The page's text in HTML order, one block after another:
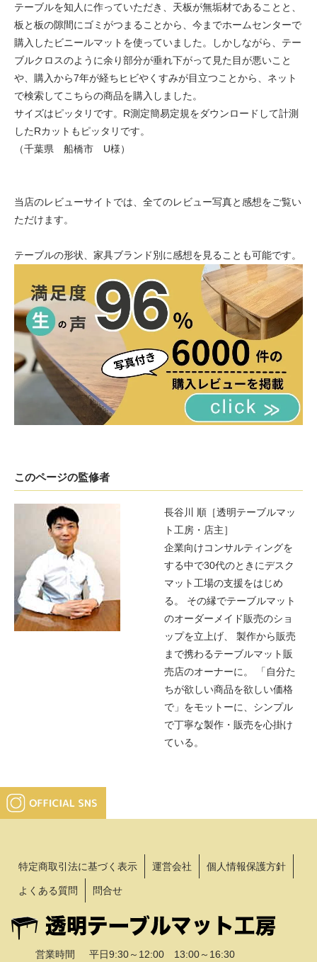
テーブルを知人に作っていただき、天板が無垢材であることと、
板と板の隙間にゴミがつまることから、今までホームセンターで
購入したビニールマットを使っていました。しかしながら、テー
ブルクロスのように余り部分が垂れ下がって見た目が悪いこと
や、購入から7年が経ちヒビやくすみが目立つことから、ネット
で検索してこちらの商品を購入しました。
サイズはピッタリです。R測定簡易定規をダウンロードして計測
したRカットもピッタリです。
（千葉県 船橋市 U様）
当店のレビューサイトでは、全てのレビュー写真と感想をご覧い
ただけます。
テーブルの形状、家具ブランド別に感想を見ることも可能です。
このページの監修者
長谷川 順［透明テーブルマッ
ト工房・店主］
企業向けコンサルティングを
する中で30代のときにデスク
マット工場の支援をはじめ
る。 その縁でテーブルマット
のオーダーメイド販売のショ
ップを立上げ、 製作から販売
まで携わるテーブルマット販
売店のオーナーに。 「自分た
ちが欲しい商品を欲しい価格
で」をモットーに、シンプル
で丁寧な製作・販売を心掛け
ている。
特定商取引法に基づく表示 運営会社 個人情報保護方針
よくある質問 問合せ
営業時間 平日9:30～12:00 13:00～16:30